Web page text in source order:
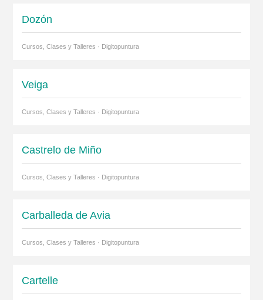
Dozón
Cursos, Clases y Talleres · Digitopuntura
Veiga
Cursos, Clases y Talleres · Digitopuntura
Castrelo de Miño
Cursos, Clases y Talleres · Digitopuntura
Carballeda de Avia
Cursos, Clases y Talleres · Digitopuntura
Cartelle